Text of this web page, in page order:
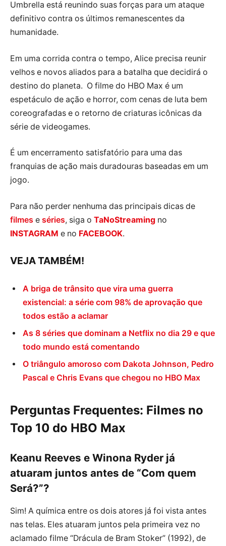
Umbrella está reunindo suas forças para um ataque
definitivo contra os últimos remanescentes da
humanidade.
Em uma corrida contra o tempo, Alice precisa reunir
velhos e novos aliados para a batalha que decidirá o
destino do planeta. O filme do HBO Max é um
espetáculo de ação e horror, com cenas de luta bem
coreografadas e o retorno de criaturas icônicas da
série de videogames.
É um encerramento satisfatório para uma das
franquias de ação mais duradouras baseadas em um
jogo.
Para não perder nenhuma das principais dicas de
filmes e séries, siga o TaNoStreaming no
INSTAGRAM e no FACEBOOK.
VEJA TAMBÉM!
A briga de trânsito que vira uma guerra
existencial: a série com 98% de aprovação que
todos estão a aclamar
As 8 séries que dominam a Netflix no dia 29 e que
todo mundo está comentando
O triângulo amoroso com Dakota Johnson, Pedro
Pascal e Chris Evans que chegou no HBO Max
Perguntas Frequentes: Filmes no
Top 10 do HBO Max
Keanu Reeves e Winona Ryder já
atuaram juntos antes de “Com quem
Será?”?
Sim! A química entre os dois atores já foi vista antes
nas telas. Eles atuaram juntos pela primeira vez no
aclamado filme “Drácula de Bram Stoker” (1992), de